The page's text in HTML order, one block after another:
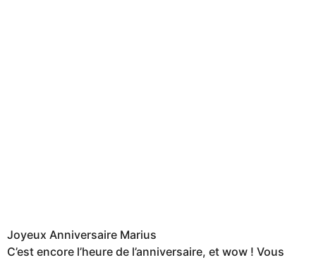
Joyeux Anniversaire Marius
C’est encore l’heure de l’anniversaire, et wow ! Vous